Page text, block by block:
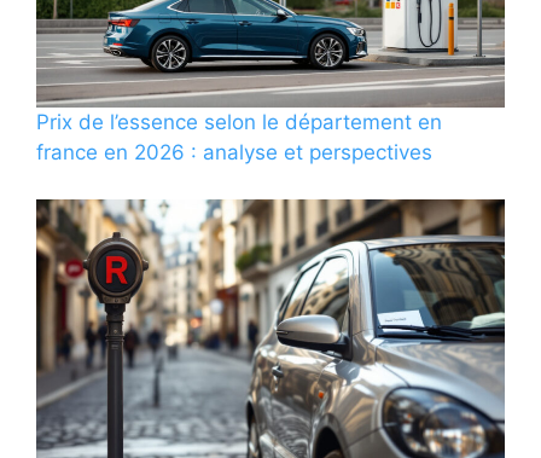
Prix de l’essence selon le département en
france en 2026 : analyse et perspectives